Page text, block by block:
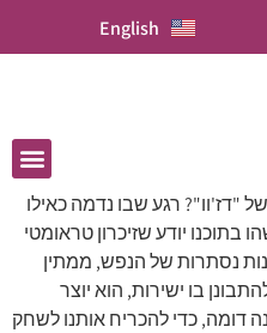
English
"דז'וו"? רגע שבו נדמה כאילו
יודע שזיכרון טראומטי
נסתרות של הנפש, ממתין
בו ישירות, הוא יוצר
דומה, כדי להכריח אותנו לשחק